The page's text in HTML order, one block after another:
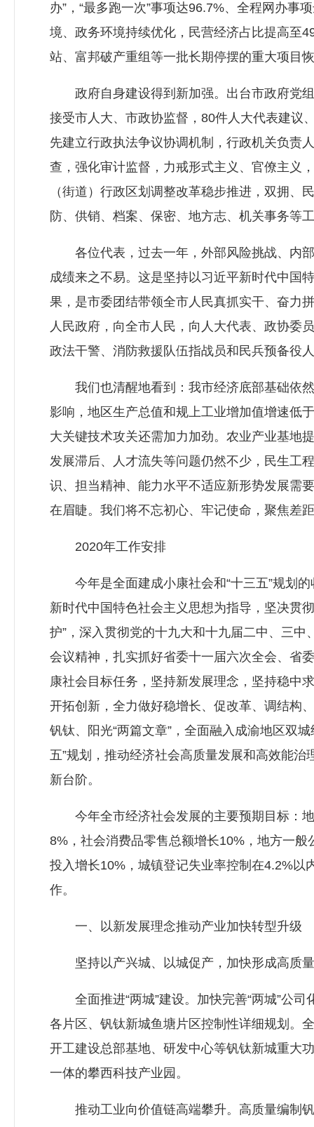
办”，“最多跑一次”事项达96.7%、全程网办
境、政务环境持续优化，民营经济占比提高至
站、富邦破产重组等一批长期停摆的重大项目
政府自身建设得到新加强。出台市政府党组
接受市人大、市政协监督，80件人大代表建议
先建立行政执法争议协调机制，行政机关负责
查，强化审计监督，力戒形式主义、官僚主义
（街道）行政区划调整改革稳步推进，双拥
防、供销、档案、保密、地方志、机关事务等
各位代表，过去一年，外部风险挑战、内部
成绩来之不易。这是坚持以习近平新时代中国
果，是市委团结带领全市人民真抓实干、奋力
人民政府，向全市人民，向人大代表、政协委
政法干警、消防救援队伍指战员和民兵预备役
我们也清醒地看到：我市经济底部基础依然
影响，地区生产总值和规上工业增加值增速低
大关键技术攻关还需加力加劲。农业产业基地
发展滞后、人才流失等问题仍然不少，民生工
识、担当精神、能力水平不适应新形势发展需
在眉睫。我们将不忘初心、牢记使命，聚焦差
2020年工作安排
今年是全面建成小康社会和“十三五”规划的
新时代中国特色社会主义思想为指导，坚决贯
护”，深入贯彻党的十九大和十九届二中、三
会议精神，扎实抓好省委十一届六次全会、省
康社会目标任务，坚持新发展理念，坚持稳中
开拓创新，全力做好稳增长、促改革、调结构
钒钛、阳光“两篇文章”，全面融入成渝地区双
五”规划，推动经济社会高质量发展和高效能
新台阶。
今年全市经济社会发展的主要预期目标：地
8%，社会消费品零售总额增长10%，地方一
投入增长10%，城镇登记失业率控制在4.2%
作。
一、以新发展理念推动产业加快转型升级
坚持以产兴城、以城促产，加快形成高质
全面推进“两城”建设。加快完善“两城”公司
各片区、钒钛新城鱼塘片区控制性详细规划。
开工建设总部基地、研发中心等钒钛新城重大
一体的攀西科技产业园。
推动工业向价值链高端攀升。高质量编制钒